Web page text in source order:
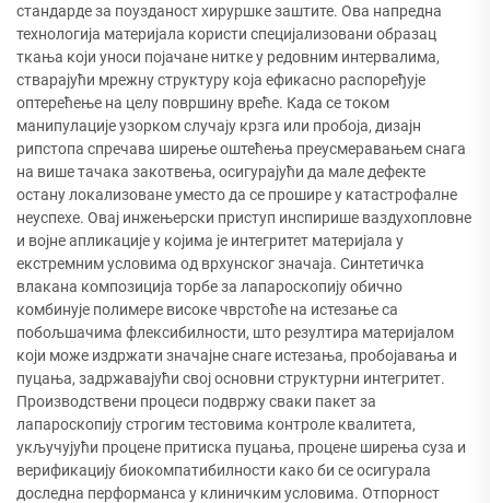
стандарде за поузданост хируршке заштите. Ова напредна
технологија материјала користи специјализовани образац
ткања који уноси појачане нитке у редовним интервалима,
стварајући мрежну структуру која ефикасно распоређује
оптерећење на целу површину вреће. Када се током
манипулације узорком случају крзга или пробоја, дизајн
рипстопа спречава ширење оштећења преусмеравањем снага
на више тачака закотвења, осигурајући да мале дефекте
остану локализоване уместо да се прошире у катастрофалне
неуспехе. Овај инжењерски приступ инспирише ваздухопловне
и војне апликације у којима је интегритет материјала у
екстремним условима од врхунског значаја. Синтетичка
влакана композиција торбе за лапароскопију обично
комбинује полимере високе чврстоће на истезање са
побољшачима флексибилности, што резултира материјалом
који може издржати значајне снаге истезања, пробојавања и
пуцања, задржавајући свој основни структурни интегритет.
Производствени процеси подвржу сваки пакет за
лапароскопију строгим тестовима контроле квалитета,
укључујући процене притиска пуцања, процене ширења суза и
верификацију биокомпатибилности како би се осигурала
доследна перформанса у клиничким условима. Отпорност